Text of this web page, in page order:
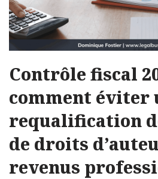
Contrôle fiscal
comment éviter
requalification
de droits
revenus